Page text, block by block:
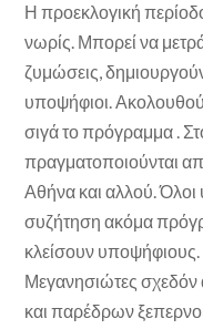
Η προεκλογική
νωρίς. Μπορεί να
ζυμώσεις,
υποψήφιοι.
σιγά το πρόγραμμα .
πραγματοποιούνται
Αθήνα και αλλού.
συζήτηση ακόμα
κλείσουν υποψήφιους.
Μεγανησιώτες
και παρέδρων